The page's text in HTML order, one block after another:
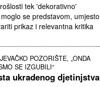
tek 'dekorativno'
se predstavom, umjesto
prikaz i relevantna kritika
POZORIŠTE, „ONDA
SE IZGUBILI“
ukradenog djetinjstva